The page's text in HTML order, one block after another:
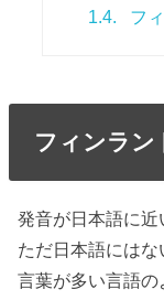
1.4. フ
フィンラン
発音が日本語に近
ただ日本語には
言葉が多い言語